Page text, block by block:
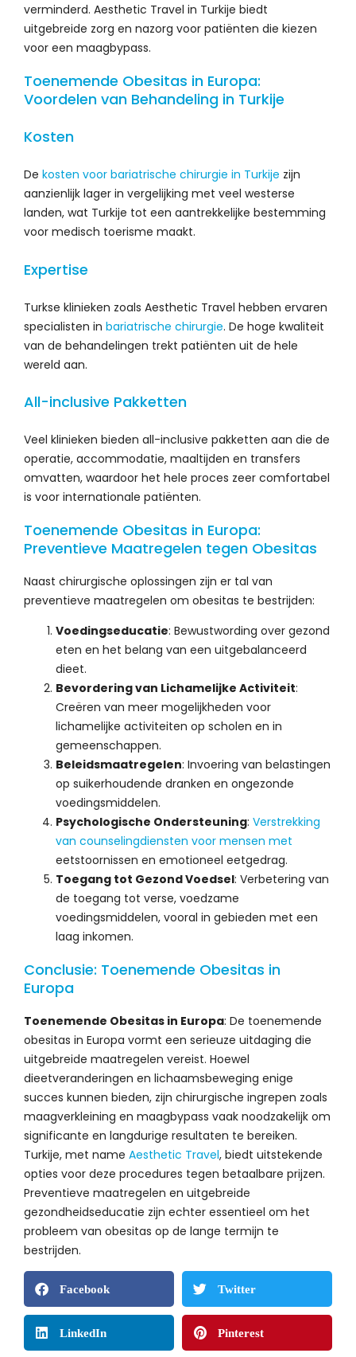
verminderd. Aesthetic Travel in Turkije biedt
uitgebreide zorg en nazorg voor patiënten die kiezen
voor een maagbypass.
Toenemende Obesitas in Europa:
Voordelen van Behandeling in Turkije
Kosten
De kosten voor bariatrische chirurgie in Turkije zijn
aanzienlijk lager in vergelijking met veel westerse
landen, wat Turkije tot een aantrekkelijke bestemming
voor medisch toerisme maakt.
Expertise
Turkse klinieken zoals Aesthetic Travel hebben ervaren
specialisten in bariatrische chirurgie. De hoge kwaliteit
van de behandelingen trekt patiënten uit de hele
wereld aan.
All-inclusive Pakketten
Veel klinieken bieden all-inclusive pakketten aan die de
operatie, accommodatie, maaltijden en transfers
omvatten, waardoor het hele proces zeer comfortabel
is voor internationale patiënten.
Toenemende Obesitas in Europa:
Preventieve Maatregelen tegen Obesitas
Naast chirurgische oplossingen zijn er tal van
preventieve maatregelen om obesitas te bestrijden:
Voedingseducatie: Bewustwording over gezond
eten en het belang van een uitgebalanceerd
dieet.
Bevordering van Lichamelijke Activiteit:
Creëren van meer mogelijkheden voor
lichamelijke activiteiten op scholen en in
gemeenschappen.
Beleidsmaatregelen: Invoering van belastingen
op suikerhoudende dranken en ongezonde
voedingsmiddelen.
Psychologische Ondersteuning: Verstrekking
van counselingdiensten voor mensen met
eetstoornissen en emotioneel eetgedrag.
Toegang tot Gezond Voedsel: Verbetering van
de toegang tot verse, voedzame
voedingsmiddelen, vooral in gebieden met een
laag inkomen.
Conclusie: Toenemende Obesitas in
Europa
Toenemende Obesitas in Europa: De toenemende
obesitas in Europa vormt een serieuze uitdaging die
uitgebreide maatregelen vereist. Hoewel
dieetveranderingen en lichaamsbeweging enige
succes kunnen bieden, zijn chirurgische ingrepen zoals
maagverkleining en maagbypass vaak noodzakelijk om
significante en langdurige resultaten te bereiken.
Turkije, met name Aesthetic Travel, biedt uitstekende
opties voor deze procedures tegen betaalbare prijzen.
Preventieve maatregelen en uitgebreide
gezondheidseducatie zijn echter essentieel om het
probleem van obesitas op de lange termijn te
bestrijden.
Facebook Twitter
LinkedIn Pinterest